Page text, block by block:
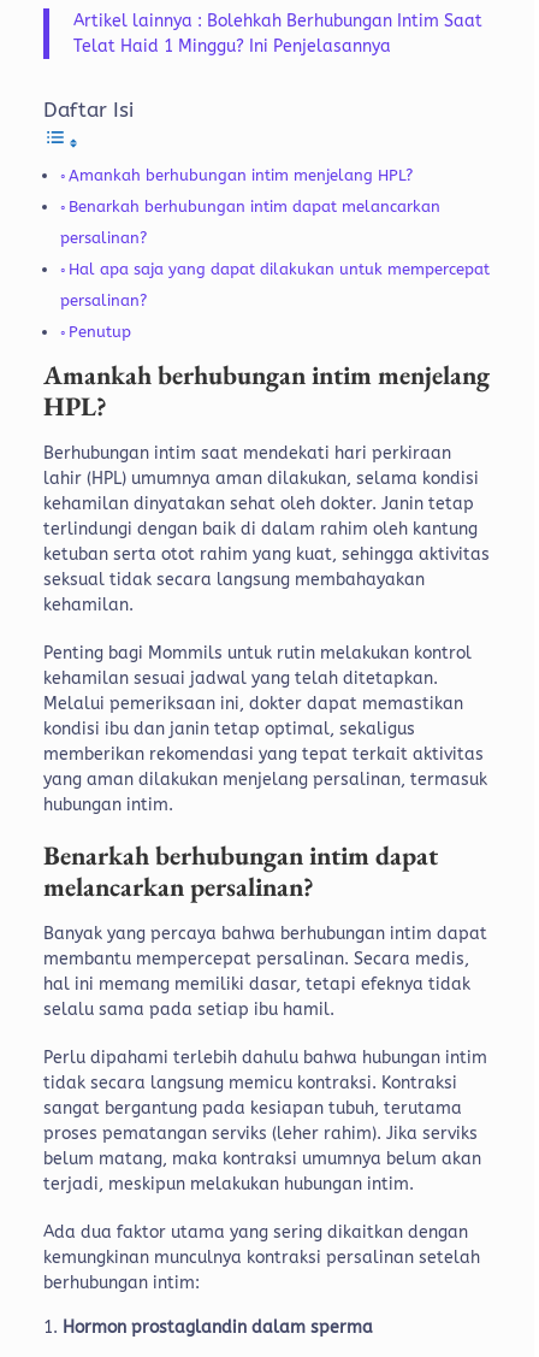
Artikel lainnya : Bolehkah Berhubungan Intim Saat
Telat Haid 1 Minggu? Ini Penjelasannya
Daftar Isi
Amankah berhubungan intim menjelang HPL?
Benarkah berhubungan intim dapat melancarkan
persalinan?
Hal apa saja yang dapat dilakukan untuk mempercepat
persalinan?
Penutup
Amankah berhubungan intim menjelang
HPL?
Berhubungan intim saat mendekati hari perkiraan
lahir (HPL) umumnya aman dilakukan, selama kondisi
kehamilan dinyatakan sehat oleh dokter. Janin tetap
terlindungi dengan baik di dalam rahim oleh kantung
ketuban serta otot rahim yang kuat, sehingga aktivitas
seksual tidak secara langsung membahayakan
kehamilan.
Penting bagi Mommils untuk rutin melakukan kontrol
kehamilan sesuai jadwal yang telah ditetapkan.
Melalui pemeriksaan ini, dokter dapat memastikan
kondisi ibu dan janin tetap optimal, sekaligus
memberikan rekomendasi yang tepat terkait aktivitas
yang aman dilakukan menjelang persalinan, termasuk
hubungan intim.
Benarkah berhubungan intim dapat
melancarkan persalinan?
Banyak yang percaya bahwa berhubungan intim dapat
membantu mempercepat persalinan. Secara medis,
hal ini memang memiliki dasar, tetapi efeknya tidak
selalu sama pada setiap ibu hamil.
Perlu dipahami terlebih dahulu bahwa hubungan intim
tidak secara langsung memicu kontraksi. Kontraksi
sangat bergantung pada kesiapan tubuh, terutama
proses pematangan serviks (leher rahim). Jika serviks
belum matang, maka kontraksi umumnya belum akan
terjadi, meskipun melakukan hubungan intim.
Ada dua faktor utama yang sering dikaitkan dengan
kemungkinan munculnya kontraksi persalinan setelah
berhubungan intim:
Hormon prostaglandin dalam sperma